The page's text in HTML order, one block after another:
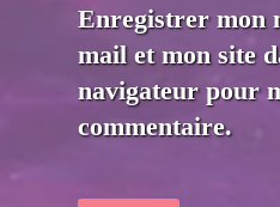
Enregistrer mon
mail et mon site
navigateur pour
commentaire.